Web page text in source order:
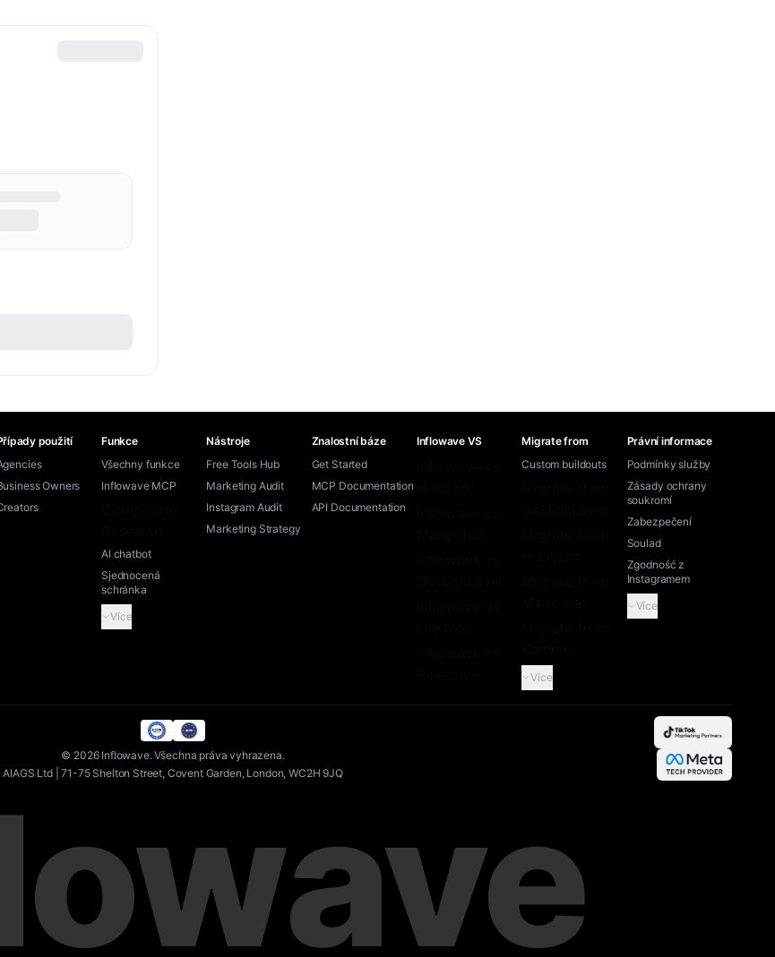
použití
Owners
Funkce
Všechny funkce
Inflowave MCP
AI chatbot
Sjednocená
schránka
Více
Nástroje
Free Tools Hub
Marketing Audit
Instagram Audit
Marketing Strategy
Znalostní báze
Get Started
MCP Documentation
API Documentation
Inflowave VS
Migrate from
Custom buildouts
Více
Právní informace
Podmínky služby
Zásady ochrany
soukromí
Zabezpečení
Soulad
Zgodność z
Instagramem
Více
© 2026Inflowave.Všechna práva vyhrazena.
AIAGS Ltd | 71-75 Shelton Street, Covent Garden, London, WC2H 9JQ